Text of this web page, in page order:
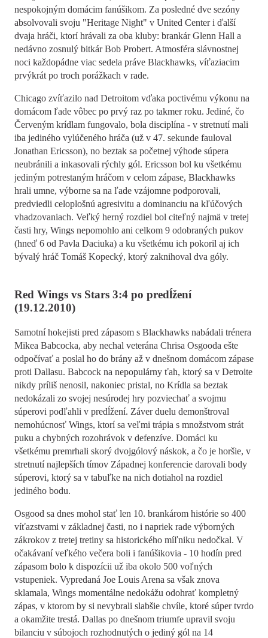
nespokojným domácim fanúšikom. Za posledné dve sezóny
absolvovali svoju "Heritage Night" v United Center i ďalší
dvaja hráči, ktorí hrávali za oba kluby: brankár Glenn Hall a
nedávno zosnulý bitkár Bob Probert. Atmosféra slávnostnej
noci každopádne viac sedela práve Blackhawks, víťaziacim
prvýkrát po troch porážkach v rade.
Chicago zvíťazilo nad Detroitom vďaka poctivému výkonu na
domácom ľade vôbec po prvý raz po takmer roku. Jediné, čo
Červeným krídlam fungovalo, bola disciplína - v stretnutí mali
iba jediného vylúčeného hráča (už v 47. sekunde fauloval
Jonathan Ericsson), no beztak sa početnej výhode súpera
neubránili a inkasovali rýchly gól. Ericsson bol ku všetkému
jediným potrestaným hráčom v celom zápase, Blackhawks
hrali umne, výborne sa na ľade vzájomne podporovali,
predviedli celoplošnú agresivitu a dominanciu na kľúčových
vhadzovaniach. Veľký herný rozdiel bol citeľný najmä v tretej
časti hry, Wings nepomohlo ani celkom 9 odobraných pukov
(hneď 6 od Pavla Daciuka) a ku všetkému ich pokoril aj ich
bývalý hráč Tomáš Kopecký, ktorý zaknihoval dva góly.
Red Wings vs Stars 3:4 po predĺžení
(19.12.2010)
Samotní hokejisti pred zápasom s Blackhawks nabádali trénera
Mikea Babcocka, aby nechal veterána Chrisa Osgooda ešte
odpočívať a poslal ho do brány až v dnešnom domácom zápase
proti Dallasu. Babcock na nepopulárny ťah, ktorý sa v Detroite
nikdy príliš nenosil, nakoniec pristal, no Krídla sa beztak
nedokázali zo svojej nesúrodej hry pozviechať a svojmu
súperovi podľahli v predĺžení. Záver duelu demonštroval
nemohúcnosť Wings, ktorí sa veľmi trápia s množstvom strát
puku a chybných rozohrávok v defenzíve. Domáci ku
všetkému premrhali skorý dvojgólový náskok, a čo je horšie, v
stretnutí najlepších tímov Západnej konferencie darovali body
súperovi, ktorý sa v tabuľke na nich dotiahol na rozdiel
jediného bodu.
Osgood sa dnes mohol stať len 10. brankárom histórie so 400
víťazstvami v základnej časti, no i napriek rade výborných
zákrokov z tretej tretiny sa historického míľniku nedočkal. V
očakávaní veľkého večera boli i fanúšikovia - 10 hodín pred
zápasom bolo k dispozícii už iba okolo 500 voľných
vstupeniek. Vypredaná Joe Louis Arena sa však znova
sklamala, Wings momentálne nedokážu odohrať kompletný
zápas, v ktorom by si nevybrali slabšie chvíle, ktoré súper tvrdo
a okamžite trestá. Dallas po dnešnom triumfe upravil svoju
bilanciu v súbojoch rozhodnutých o jediný gól na 14